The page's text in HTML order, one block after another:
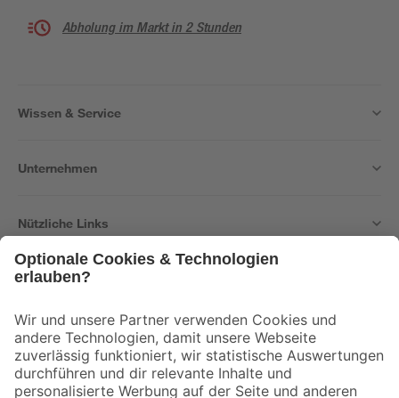
Abholung im Markt in 2 Stunden
Wissen & Service
Unternehmen
Nützliche Links
Der toom Newsletter: Keine Angebote und Aktionen mehr verpassen!
Zur Newsletter Anmeldung